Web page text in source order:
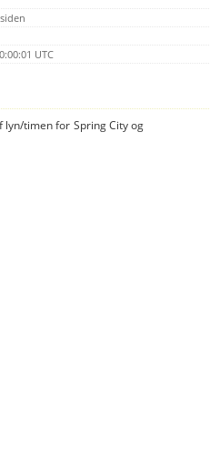
UTC
lyn/timen for Spring City og